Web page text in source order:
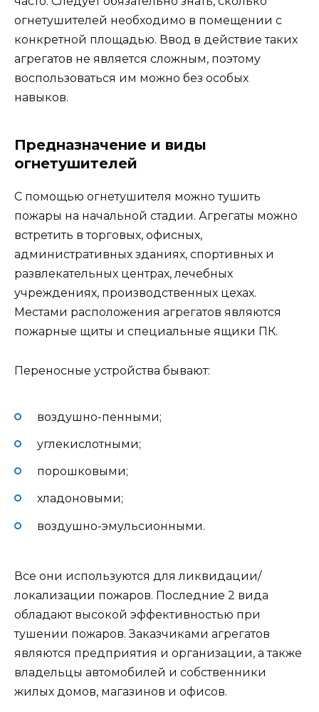
огнетушителей необходимо в помещении с
конкретной площадью. Ввод в действие таких
агрегатов не является сложным, поэтому
воспользоваться им можно без особых
навыков.
Предназначение и виды
огнетушителей
С помощью огнетушителя можно тушить
пожары на начальной стадии. Агрегаты можно
встретить в торговых, офисных,
административных зданиях, спортивных и
развлекательных центрах, лечебных
учреждениях, производственных цехах.
Местами расположения агрегатов являются
пожарные щиты и специальные ящики ПК.
Переносные устройства бывают:
воздушно-пенными;
углекислотными;
порошковыми;
хладоновыми;
воздушно-эмульсионными.
Все они используются для ликвидации/
локализации пожаров. Последние 2 вида
обладают высокой эффективностью при
тушении пожаров. Заказчиками агрегатов
являются предприятия и организации, а также
владельцы автомобилей и собственники
жилых домов, магазинов и офисов.